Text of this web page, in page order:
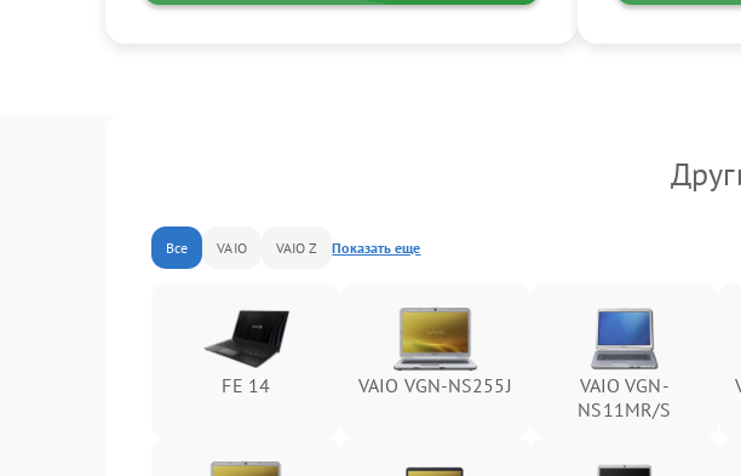
Все VAIO VAIO Z Показать еще
FE 14 VAIO VGN-NS255J
VAIO VGN-
NS11MR/S